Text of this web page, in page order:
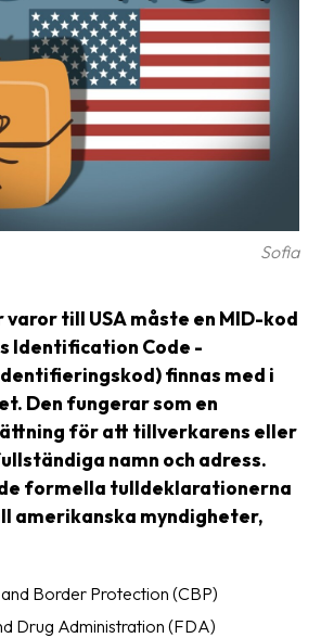
Sofia
varor till USA måste en MID-kod
Identification Code -
finnas med i
Den fungerar som en
för att tillverkarens eller
namn och adress.
de formella tulldeklarationerna
amerikanska myndigheter,
Border Protection (CBP)
Drug Administration (FDA)